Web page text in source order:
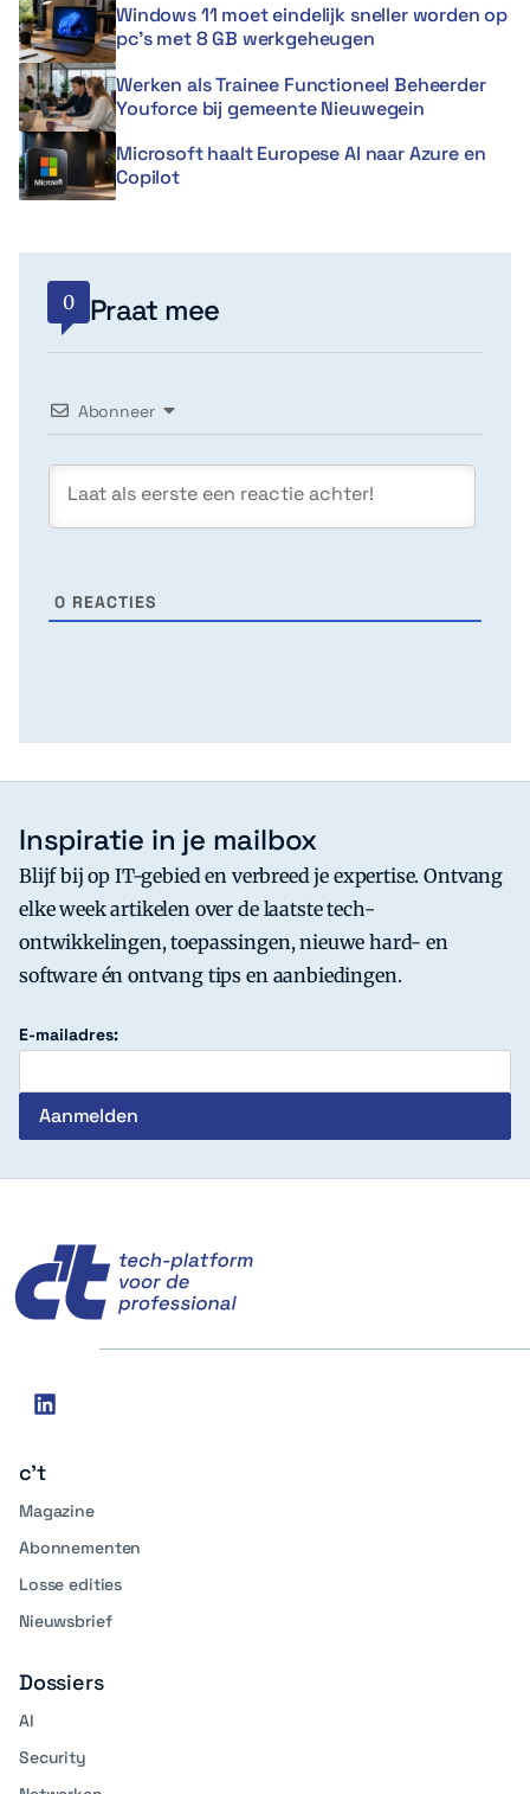
Windows 11 moet eindelijk sneller worden op
pc’s met 8 GB werkgeheugen
Werken als Trainee Functioneel Beheerder
Youforce bij gemeente Nieuwegein
Microsoft haalt Europese AI naar Azure en
Copilot
0 Praat mee
Abonneer
0 REACTIES
Inspiratie in je mailbox
Blijf bij op IT-gebied en verbreed je expertise. Ontvang
elke week artikelen over de laatste tech-
ontwikkelingen, toepassingen, nieuwe hard- en
software én ontvang tips en aanbiedingen.
E-mailadres:
Social
linkedin
c't
Magazine
Abonnementen
Losse edities
Nieuwsbrief
Dossiers
AI
Security